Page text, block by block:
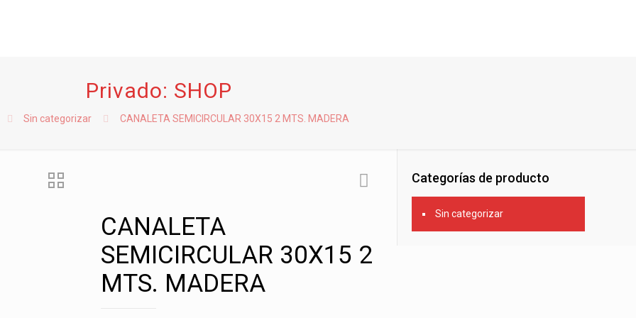
Privado: SHOP
Sin categorizar CANALETA SEMICIRCULAR 30X15 2 MTS. MADERA
CANALETA
SEMICIRCULAR 30X15 2
MTS. MADERA
Categorías de producto
Sin categorizar